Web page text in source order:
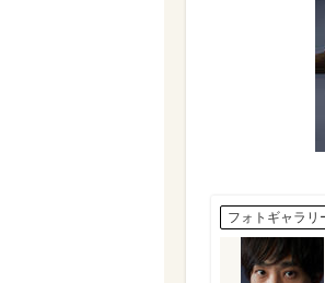
フォトギャラリ